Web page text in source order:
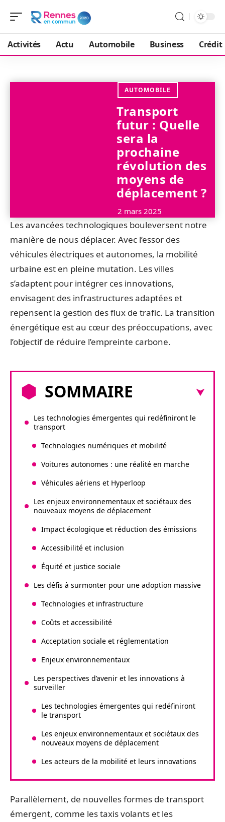
Activités Actu Automobile Business Crédit
AUTOMOBILE
Transport
futur : Quelle
sera la
prochaine
révolution des
moyens de
déplacement ?
2 mars 2025
Les avancées technologiques bouleversent notre
manière de nous déplacer. Avec l’essor des
véhicules électriques et autonomes, la mobilité
urbaine est en pleine mutation. Les villes
s’adaptent pour intégrer ces innovations,
envisagent des infrastructures adaptées et
repensent la gestion des flux de trafic. La transition
énergétique est au cœur des préoccupations, avec
l’objectif de réduire l’empreinte carbone.
SOMMAIRE
Les technologies émergentes qui redéfiniront le
transport
Technologies numériques et mobilité
Voitures autonomes : une réalité en marche
Véhicules aériens et Hyperloop
Les enjeux environnementaux et sociétaux des
nouveaux moyens de déplacement
Impact écologique et réduction des émissions
Accessibilité et inclusion
Équité et justice sociale
Les défis à surmonter pour une adoption massive
Technologies et infrastructure
Coûts et accessibilité
Acceptation sociale et réglementation
Enjeux environnementaux
Les perspectives d’avenir et les innovations à
surveiller
Les technologies émergentes qui redéfiniront
le transport
Les enjeux environnementaux et sociétaux des
nouveaux moyens de déplacement
Les acteurs de la mobilité et leurs innovations
Parallèlement, de nouvelles formes de transport
émergent, comme les taxis volants et les